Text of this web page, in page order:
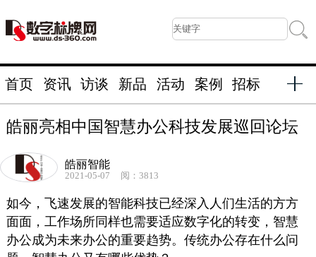
首页 资讯 访谈 新品 活动 案例 招标
皓丽亮相中国智慧办公科技发展巡回论坛
皓丽智能
2021-05-07 阅：3813
如今，飞速发展的智能科技已经深入人们生活的方方
面面，工作场所同样也需要适应数字化的转变，智慧
办公成为未来办公的重要趋势。传统办公存在什么问